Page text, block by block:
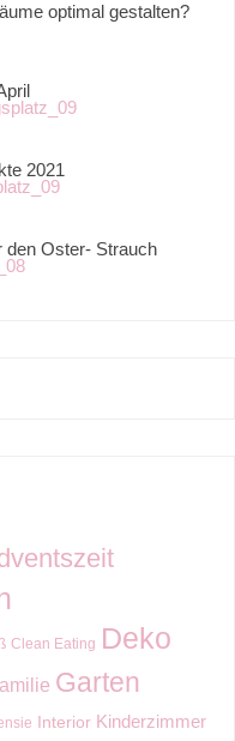
optimal gestalten?
2021
den Oster- Strauch
Clean Eating Deko
Garten
Interior Kinderzimmer